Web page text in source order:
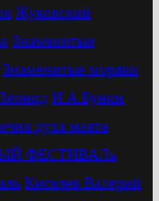
Жуковский
Знаменитые
Знаменитые моряки
И.А.Бунин
духа маята
ФЕСТИВАЛь
Киселев Валерий